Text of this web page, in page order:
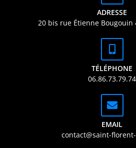
ADRESSE
20 bis rue Étienne Bougouin
TÉLÉPHONE
06.86.73.79.74
EMAIL
contact@saint-